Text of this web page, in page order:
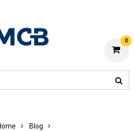
0
Blog